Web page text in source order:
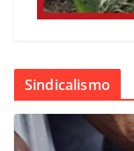
Sindicalismo